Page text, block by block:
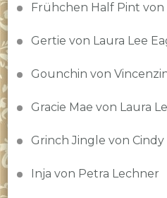
Frühchen Half Pint
Gertie von Laura Lee
Gounchin von
Gracie Mae von Laura
Grinch Jingle von
Inja von Petra Lechner